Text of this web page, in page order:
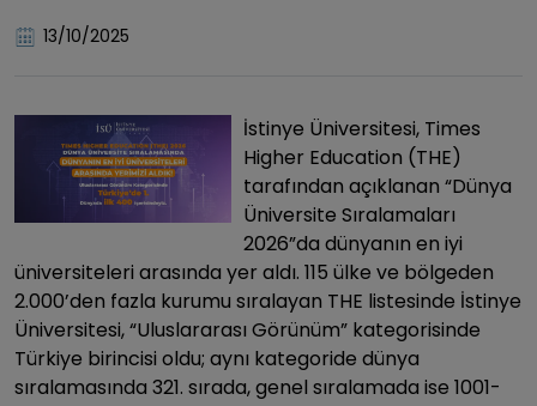
13/10/2025
İstinye Üniversitesi, Times
Higher Education (THE)
tarafından açıklanan “Dünya
Üniversite Sıralamaları
2026”da dünyanın en iyi
üniversiteleri arasında yer aldı. 115 ülke ve bölgeden
2.000’den fazla kurumu sıralayan THE listesinde İstinye
Üniversitesi, “Uluslararası Görünüm” kategorisinde
Türkiye birincisi oldu; aynı kategoride dünya
sıralamasında 321. sırada, genel sıralamada ise 1001-